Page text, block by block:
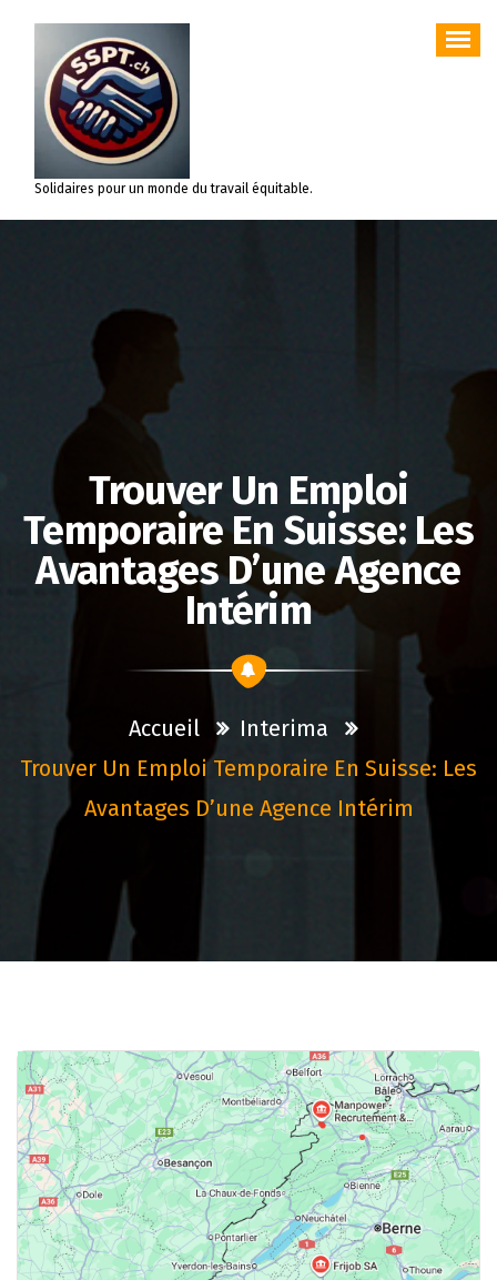
contenu
Solidaires pour un monde du travail équitable.
Trouver Un Emploi
Temporaire En Suisse: Les
Avantages D’une Agence
Intérim
Accueil
Interima
Trouver Un Emploi Temporaire En Suisse: Les
Avantages D’une Agence Intérim